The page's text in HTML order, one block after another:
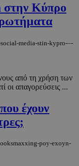
στην Κύπρο
media-stin-kypro-–-
από τη χρήση των
οι απαγορεύσεις ...
έχουν
poy-exoyn-